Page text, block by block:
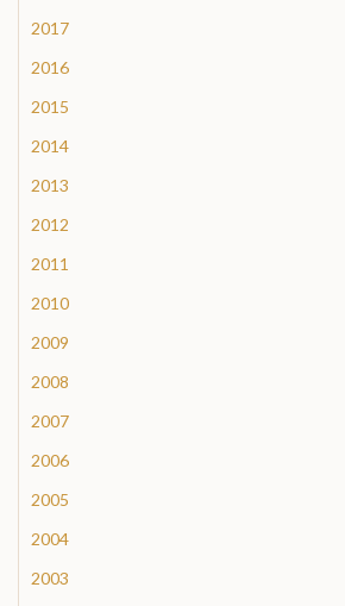
2017
2016
2015
2014
2013
2012
2011
2010
2009
2008
2007
2006
2005
2004
2003